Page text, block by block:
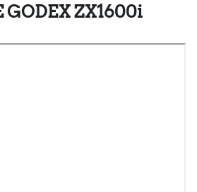
GODEX ZX1600i